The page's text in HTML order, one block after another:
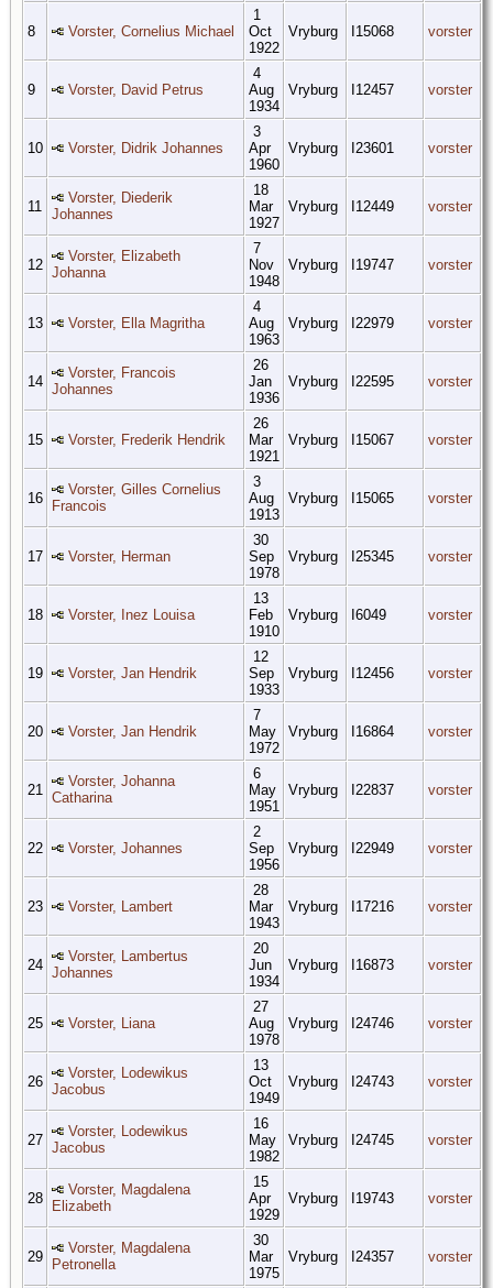
8 Vorster, Cornelius Michael
1
Oct
1922
Vryburg I15068 vorster
9 Vorster, David Petrus
4
Aug
1934
Vryburg I12457 vorster
10 Vorster, Didrik Johannes
3
Apr
1960
Vryburg I23601 vorster
11
Vorster, Diederik
Johannes
18
Mar
1927
Vryburg I12449 vorster
12
Vorster, Elizabeth
Johanna
7
Nov
1948
Vryburg I19747 vorster
13 Vorster, Ella Magritha
4
Aug
1963
Vryburg I22979 vorster
14
Vorster, Francois
Johannes
26
Jan
1936
Vryburg I22595 vorster
15 Vorster, Frederik Hendrik
26
Mar
1921
Vryburg I15067 vorster
16
Vorster, Gilles Cornelius
Francois
3
Aug
1913
Vryburg I15065 vorster
17 Vorster, Herman
30
Sep
1978
Vryburg I25345 vorster
18 Vorster, Inez Louisa
13
Feb
1910
Vryburg I6049 vorster
19 Vorster, Jan Hendrik
12
Sep
1933
Vryburg I12456 vorster
20 Vorster, Jan Hendrik
7
May
1972
Vryburg I16864 vorster
21
Vorster, Johanna
Catharina
6
May
1951
Vryburg I22837 vorster
22 Vorster, Johannes
2
Sep
1956
Vryburg I22949 vorster
23 Vorster, Lambert
28
Mar
1943
Vryburg I17216 vorster
24
Vorster, Lambertus
Johannes
20
Jun
1934
Vryburg I16873 vorster
25 Vorster, Liana
27
Aug
1978
Vryburg I24746 vorster
26
Vorster, Lodewikus
Jacobus
13
Oct
1949
Vryburg I24743 vorster
27
Vorster, Lodewikus
Jacobus
16
May
1982
Vryburg I24745 vorster
28
Vorster, Magdalena
Elizabeth
15
Apr
1929
Vryburg I19743 vorster
29
Vorster, Magdalena
Petronella
30
Mar
1975
Vryburg I24357 vorster